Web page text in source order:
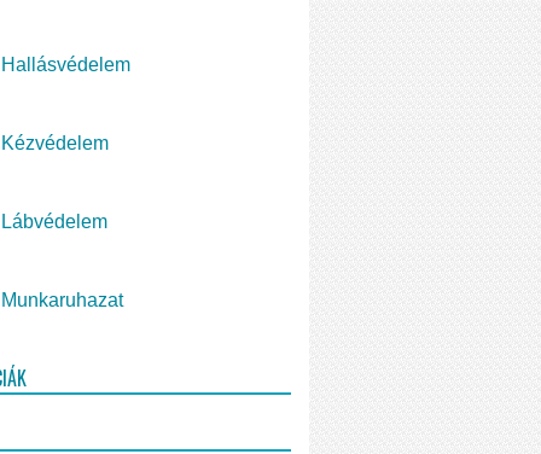
Hallásvédelem
Kézvédelem
Lábvédelem
Munkaruhazat